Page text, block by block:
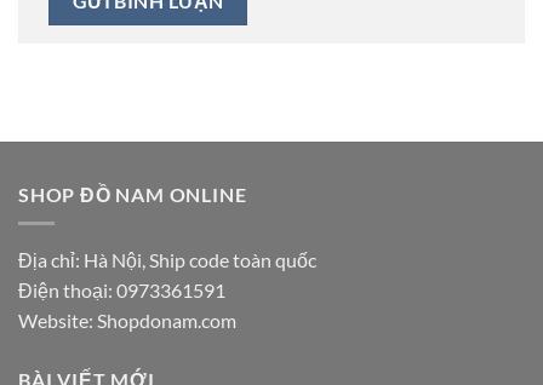
SHOP ĐỒ NAM ONLINE
Địa chỉ: Hà Nội, Ship code toàn quốc
Điện thoại: 0973361591
Website: Shopdonam.com
BÀI VIẾT MỚI